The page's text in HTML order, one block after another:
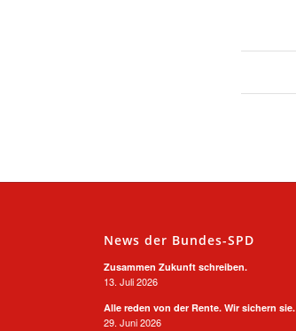
News der Bundes-SPD
Zusammen Zukunft schreiben.
13. Juli 2026
Alle reden von der Rente. Wir sichern sie.
29. Juni 2026